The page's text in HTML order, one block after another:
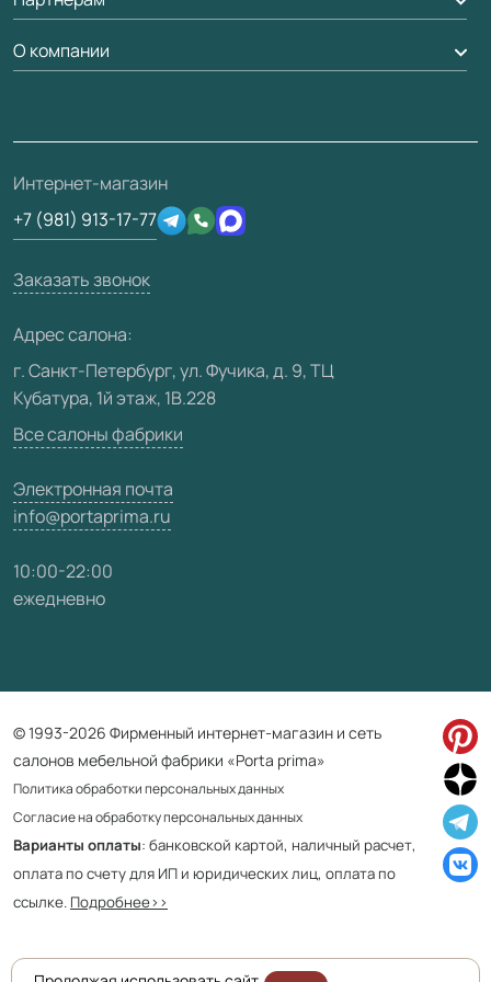
Рейки, баффели, стеллажи
Погонаж
Гарантия
Вопрос-ответ
Отзывы клиентов
Техническая информация
Юридическая информация
Доставка
Дизайнерам / архитекторам
Скачать материалы
3D-модели
О компании
О фабрике
Сертификаты
Производство
Вакансии
Видео
Карта сайта
Интернет-магазин
+7 (981) 913-17-77
Заказать звонок
Адрес салона:
г. Санкт-Петербург, ул. Фучика, д. 9, ТЦ
Кубатура, 1й этаж, 1В.228
Все салоны фабрики
Электронная почта
info@portaprima.ru
10:00-22:00
ежедневно
© 1993-2026 Фирменный интернет-магазин и сеть
салонов мебельной фабрики «Porta prima»
Политика обработки персональных данных
Согласие на обработку персональных данных
Варианты оплаты: банковской картой, наличный расчет,
оплата по счету для ИП и юридических лиц, оплата по
ссылке. Подробнее>>